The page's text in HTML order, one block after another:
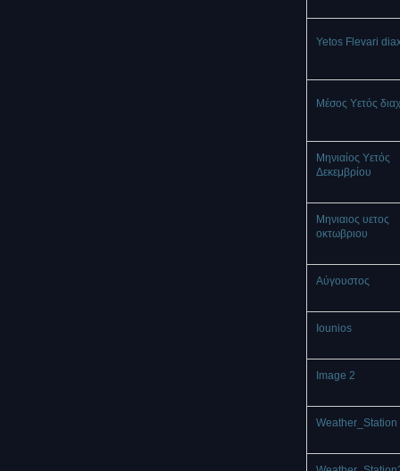
Yetos Flevari
Μέσος Υετός
Μηνιαίος Υετός
Δεκεμβρίου
Μηνιαιος υετος
οκτωβριου
Αύγουστος
Iounios
Image 2
Weather_Station